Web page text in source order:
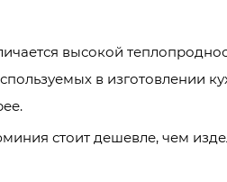
высокой
в изготовлении
стоит дешевле, чем